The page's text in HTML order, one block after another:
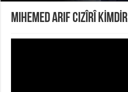
MIHEMED ARIF CIZÎRÎ KİMDİR